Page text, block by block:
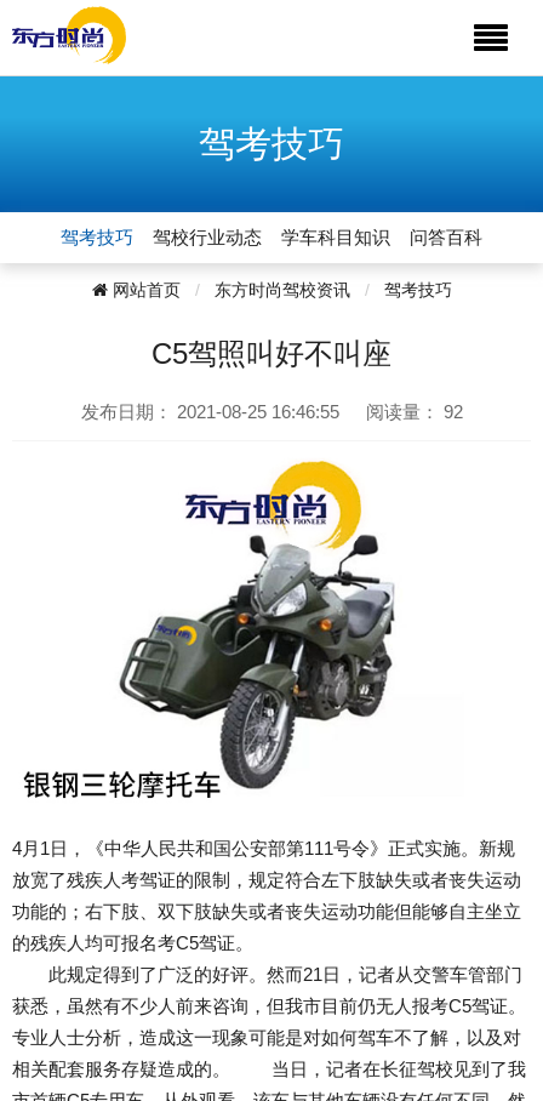
驾考技巧
驾考技巧 驾校行业动态 学车科目知识 问答百科
网站首页 东方时尚驾校资讯 驾考技巧
C5驾照叫好不叫座
发布日期： 2021-08-25 16:46:55 阅读量： 92
4月1日，《中华人民共和国公安部第111号令》正式实施。新规
放宽了残疾人考驾证的限制，规定符合左下肢缺失或者丧失运动
功能的；右下肢、双下肢缺失或者丧失运动功能但能够自主坐立
的残疾人均可报名考C5驾证。
此规定得到了广泛的好评。然而21日，记者从交警车管部门
获悉，虽然有不少人前来咨询，但我市目前仍无人报考C5驾证。
专业人士分析，造成这一现象可能是对如何驾车不了解，以及对
相关配套服务存疑造成的。 当日，记者在长征驾校见到了我